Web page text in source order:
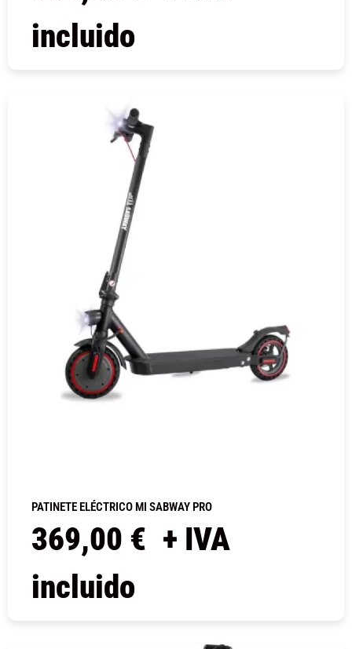
incluido
PATINETE ELÉCTRICO MI SABWAY PRO
369,00 € + IVA
incluido